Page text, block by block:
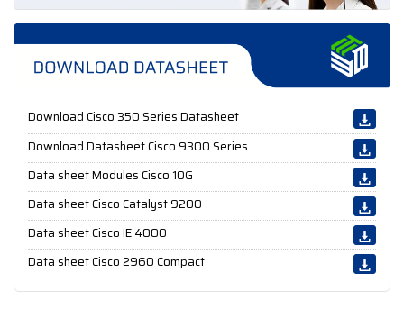
Download Cisco 350 Series Datasheet
Download Datasheet Cisco 9300 Series
Data sheet Modules Cisco 10G
Data sheet Cisco Catalyst 9200
Data sheet Cisco IE 4000
Data sheet Cisco 2960 Compact